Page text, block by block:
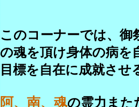
このコーナーでは、御
の魂を頂け身体の病を
目標を自在に成就させ
阿、南、魂の霊力また